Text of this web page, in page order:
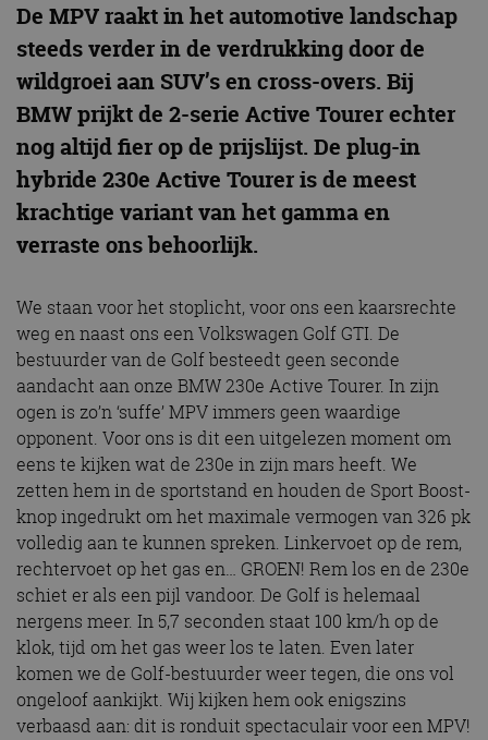
De MPV raakt in het automotive landschap
steeds verder in de verdrukking door de
wildgroei aan SUV’s en cross-overs. Bij
BMW prijkt de 2-serie Active Tourer echter
nog altijd fier op de prijslijst. De plug-in
hybride 230e Active Tourer is de meest
krachtige variant van het gamma en
verraste ons behoorlijk.
We staan voor het stoplicht, voor ons een kaarsrechte
weg en naast ons een Volkswagen Golf GTI. De
bestuurder van de Golf besteedt geen seconde
aandacht aan onze BMW 230e Active Tourer. In zijn
ogen is zo’n ‘suffe’ MPV immers geen waardige
opponent. Voor ons is dit een uitgelezen moment om
eens te kijken wat de 230e in zijn mars heeft. We
zetten hem in de sportstand en houden de Sport Boost-
knop ingedrukt om het maximale vermogen van 326 pk
volledig aan te kunnen spreken. Linkervoet op de rem,
rechtervoet op het gas en… GROEN! Rem los en de 230e
schiet er als een pijl vandoor. De Golf is helemaal
nergens meer. In 5,7 seconden staat 100 km/h op de
klok, tijd om het gas weer los te laten. Even later
komen we de Golf-bestuurder weer tegen, die ons vol
ongeloof aankijkt. Wij kijken hem ook enigszins
verbaasd aan: dit is ronduit spectaculair voor een MPV!